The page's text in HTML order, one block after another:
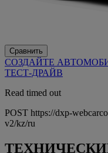
Сравнить
СОЗДАЙТЕ
ТЕСТ-ДРАЙВ
Read timed out
POST https://dxp-
v2/kz/ru